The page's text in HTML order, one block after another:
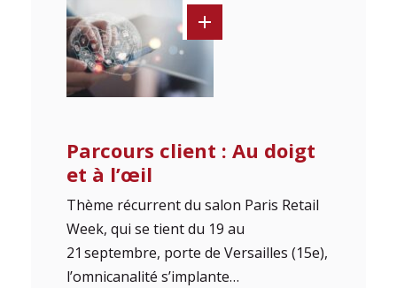
Parcours client : Au doigt
et à l’œil
Thème récurrent du salon Paris Retail
Week, qui se tient du 19 au
21 septembre, porte de Versailles (15e),
l’omnicanalité s’implante…